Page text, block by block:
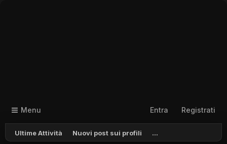
Menu
Ultime Attività Nuovi post sui profili ...
Entra Registrati